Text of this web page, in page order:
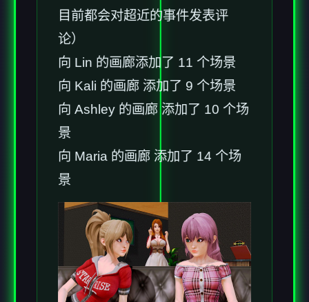
目前都会对超近的事件发表评
论）
向 Lin 的画廊添加了 11 个场景
向 Kali 的画廊 添加了 9 个场景
向 Ashley 的画廊 添加了 10 个场
景
向 Maria 的画廊 添加了 14 个场
景